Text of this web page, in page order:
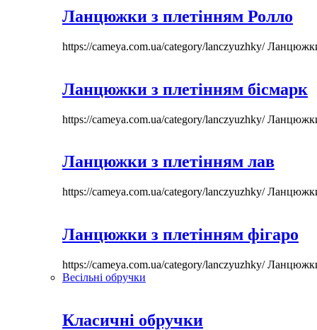
Ланцюжки з плетінням Ролло
https://cameya.com.ua/category/lanczyuzhky/
Ланцюжки з плетінням бісмарк
https://cameya.com.ua/category/lanczyuzhky/
Ланцюжки з плетінням лав
https://cameya.com.ua/category/lanczyuzhky/
Ланцюжки з плетінням фігаро
https://cameya.com.ua/category/lanczyuzhky/
Весільні обручки
Класичні обручки